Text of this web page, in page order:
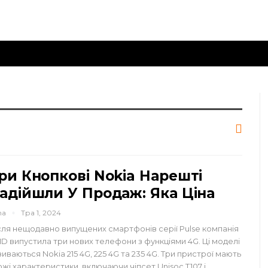
Кнопкові Nokia Нарешті
У Продаж: Яка Ціна
Тра 1, 2024
нещодавно випущених смартфонів серії Pulse компанія
випустила три нових телефони з функціями 4G. Ці моделі
Nokia 215 4G, 225 4G та 235 4G. Три пристрої мають
характеристики, включаючи чіпсет Unisoc T107 і…